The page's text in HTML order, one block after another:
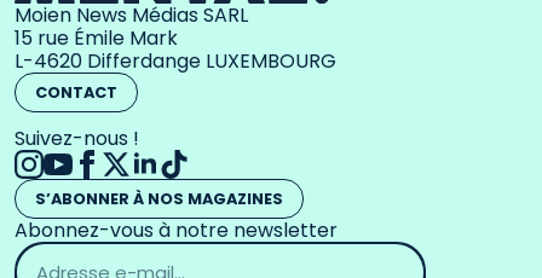
Moien News Médias SARL
15 rue Émile Mark
L-4620 Differdange LUXEMBOURG
CONTACT
Suivez-nous !
S’ABONNER À NOS MAGAZINES
Abonnez-vous à notre newsletter
Adresse
email